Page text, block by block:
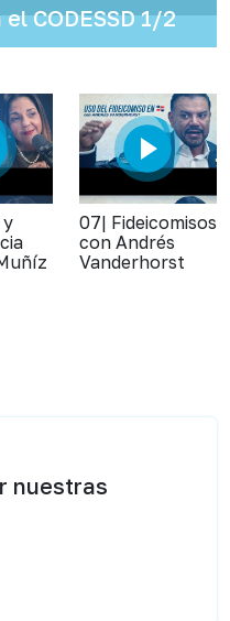
CODESSD 1/2
y
07| Fideicomisos
con Andrés
Vanderhorst
nuestras